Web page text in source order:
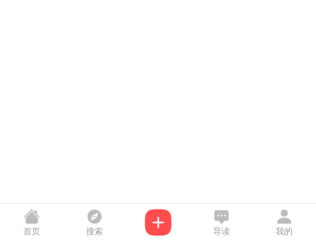
首页 搜索 导读 我的